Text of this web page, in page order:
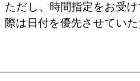
ただし、時間指定をお受
際は日付を優先させていた